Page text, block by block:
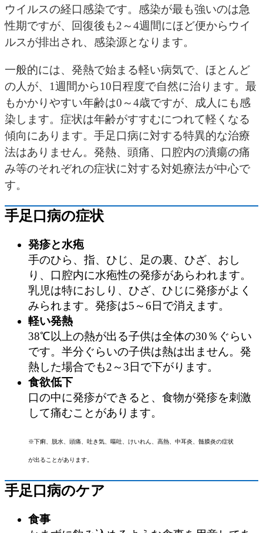
ウイルスの経口感染です。感染が最も強いのは急
性期ですが、回復後も2～4週間にほど便からウイ
ルスが排出され、感染源となります。
一般的には、発熱で始まる軽い病気で、ほとんど
の人が、1週間から10日程度で自然に治ります。最
もかかりやすい年齢は0～4歳ですが、成人にも感
染します。症状は年齢がすすむにつれて軽くなる
傾向にあります。手足口病に対する特異的な治療
法はありません。発熱、頭痛、口腔内の潰瘍の痛
み等のそれぞれの症状に対する対処療法が中心で
す。
手足口病の症状
発疹と水疱
手のひら、指、ひじ、足の裏、ひざ、おし
り、口腔内に水疱性の発疹があらわれます。
乳児は特におしり、ひざ、ひじに発疹がよく
みられます。発疹は5～6日で消えます。
軽い発熱
38℃以上の熱が出る子供は全体の30％ぐらい
です。半分ぐらいの子供は熱は出ません。発
熱した場合でも2～3日で下がります。
食欲低下
口の中に発疹ができると、食物が発疹を刺激
して痛むことがあります。
※下痢、脱水、頭痛、吐き気、嘔吐、けいれん、高熱、中耳炎、髄膜炎の症状
が出ることがあります。
手足口病のケア
食事